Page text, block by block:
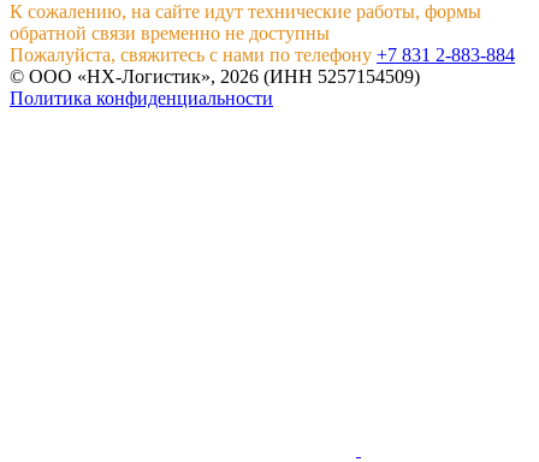
К сожалению, на сайте идут технические работы, формы
обратной связи временно не доступны
Пожалуйста, свяжитесь с нами по телефону +7 831 2-883-884
© ООО «НХ-Логистик», 2026 (ИНН 5257154509)
Политика конфиденциальности